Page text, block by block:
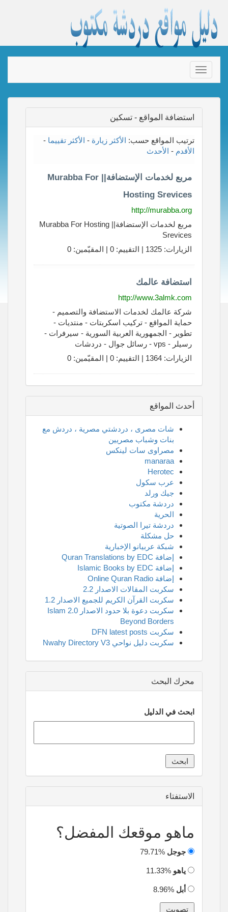
Toggle
navigation
استضافة المواقع - تسكين
ترتيب المواقع حسب: الأكثر زيارة - الأكثر تقييما -
الأقدم - الأحدث
مربع لخدمات الإستضافة|| Murabba For
Hosting Srevices
http://murabba.org
مربع لخدمات الإستضافة|| Murabba For Hosting
Srevices
الزيارات: 1325 | التقييم: 0 | المقيّمين: 0
استضافة عالمك
http://www.3almk.com
شركة عالمك لخدمات الاستضافة والتصميم -
حماية المواقع - تركيب اسكربتات - منتديات -
تطوير - الجمهورية العربية السورية - سيرفرات -
رسيلر - vps - رسائل جوال - دردشات
الزيارات: 1364 | التقييم: 0 | المقيّمين: 0
أحدث المواقع
شات مصرى ، دردشتي مصرية ، دردش مع
بنات وشباب مصريين
مصراوى سات لينكس
manaraa
Herotec
عرب سكول
جيك ورلد
دردشة مكتوب
الحرية
دردشة تيرا الصوتية
حل مشكلة
شبكة عربيانو الإخبارية
إضافة Quran Translations by EDC
إضافة Islamic Books by EDC
إضافة Online Quran Radio
سكربت المقالات الاصدار 2.2
سكربت القرآن الكريم للجميع الاصدار 1.2
سكربت دعوة بلا حدود الاصدار 2.0 Islam
Beyond Borders
سكربت DFN latest posts
سكربت دليل نواحي Nwahy Directory V3
محرك البحث
ابحث في الدليل
الاستفتاء
ماهو موقعك المفضل؟
جوجل
ياهو
أبل